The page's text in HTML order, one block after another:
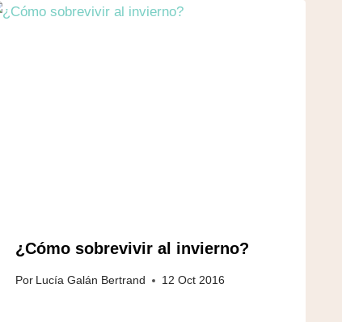
¿Cómo sobrevivir al invierno?
Por Lucía Galán Bertrand 12 Oct 2016